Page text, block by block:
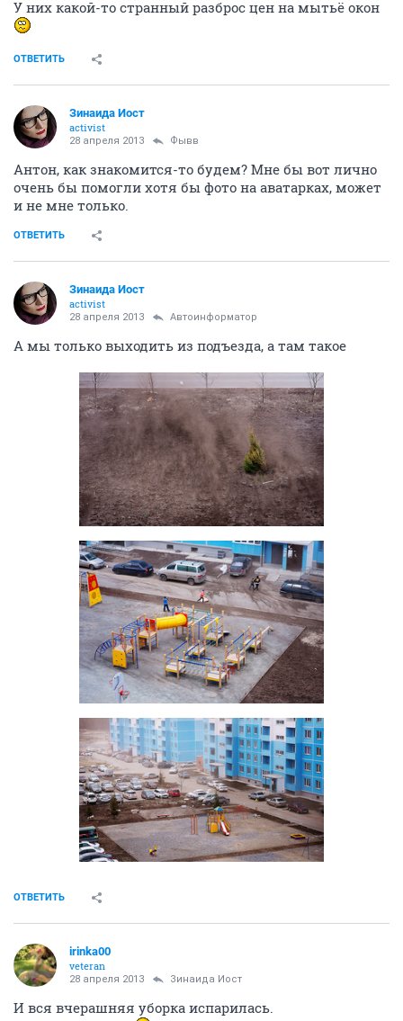
У них какой-то странный разброс цен на мытьё окон
ОТВЕТИТЬ
Зинаида Иост
activist
28 апреля 2013 Фывв
Антон, как знакомится-то будем? Мне бы вот лично
очень бы помогли хотя бы фото на аватарках, может
и не мне только.
ОТВЕТИТЬ
Зинаида Иост
activist
28 апреля 2013 Автоинформатор
А мы только выходить из подъезда, а там такое
ОТВЕТИТЬ
irinka00
veteran
28 апреля 2013 Зинаида Иост
И вся вчерашняя уборка испарилась.